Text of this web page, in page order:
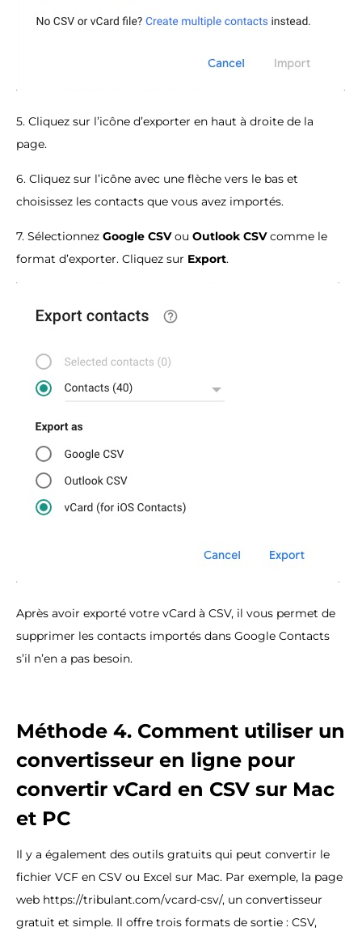
5. Cliquez sur l’icône d’exporter en haut à droite de la
page.
6. Cliquez sur l’icône avec une flèche vers le bas et
choisissez les contacts que vous avez importés.
7. Sélectionnez Google CSVou Outlook CSVcomme le
format d’exporter. Cliquez sur Export.
Après avoir exporté votre vCard à CSV, il vous permet de
supprimer les contacts importés dans Google Contacts
s’il n’en a pas besoin.
Méthode 4. Comment utiliser un
convertisseur en ligne pour
convertir vCard en CSV sur Mac
et PC
Il y a également des outils gratuits qui peut convertir le
fichier VCF en CSV ou Excel sur Mac. Par exemple, la page
web https://tribulant.com/vcard-csv/, un convertisseur
gratuit et simple. Il offre trois formats de sortie : CSV,